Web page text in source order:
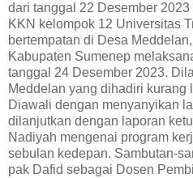
dari tanggal 22 Desember
KKN kelompok 12 Universitas
bertempatan di Desa
Kabupaten Sumenep
tanggal 24 Desember 2023.
Meddelan yang dihadiri kurang
Diawali dengan menyanyikan
dilanjutkan dengan laporan
Nadiyah mengenai program
sebulan kedepan. Sambutan-
pak Dafid sebagai Dosen